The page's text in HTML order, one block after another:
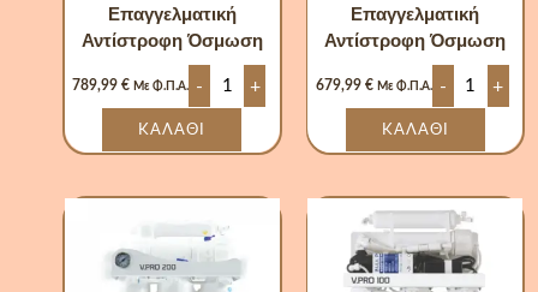
Επαγγελματική
Αντίστροφη Όσμωση
789,99€ Με Φ.Π.Α. - +
ΚΑΛΆΘΙ
Επαγγελματική
Αντίστροφη Όσμωση
679,99 € Με Φ.Π.Α. - +
ΚΑΛΆΘΙ
V.Pro
Επαγγελματική
Αντίστροφη
Όσμωση
ποσότητα
V.Pro
100
Όσμωση